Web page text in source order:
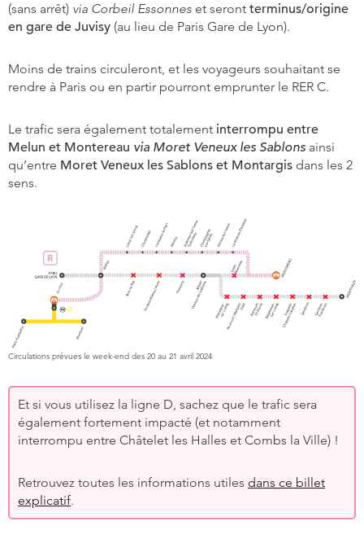
(sans arrêt) via Corbeil Essonnes et seront terminus/origine
en gare de Juvisy (au lieu de Paris Gare de Lyon).
Moins de trains circuleront, et les voyageurs souhaitant se
rendre à Paris ou en partir pourront emprunter le RER C.
Le trafic sera également totalement interrompu entre
Melun et Montereau via Moret Veneux les Sablons ainsi
qu’entre Moret Veneux les Sablons et Montargis dans les 2
sens.
Circulations prévues le week-end des 20 au 21 avril 2024
Et si vous utilisez la ligne D, sachez que le trafic sera
également fortement impacté (et notamment
interrompu entre Châtelet les Halles et Combs la Ville) !
Retrouvez toutes les informations utiles dans ce billet
explicatif.